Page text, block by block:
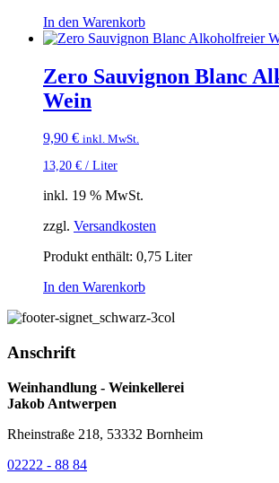
In den Warenkorb
Zero Sauvignon Blanc
Wein
9,90 € inkl. MwSt.
13,20 € / Liter
inkl. 19 % MwSt.
zzgl. Versandkosten
Produkt enthält: 0,75 Liter
In den Warenkorb
Anschrift
Weinhandlung - Weinkellerei
Jakob Antwerpen
Rheinstraße 218, 53332 Bornheim
02222 - 88 84